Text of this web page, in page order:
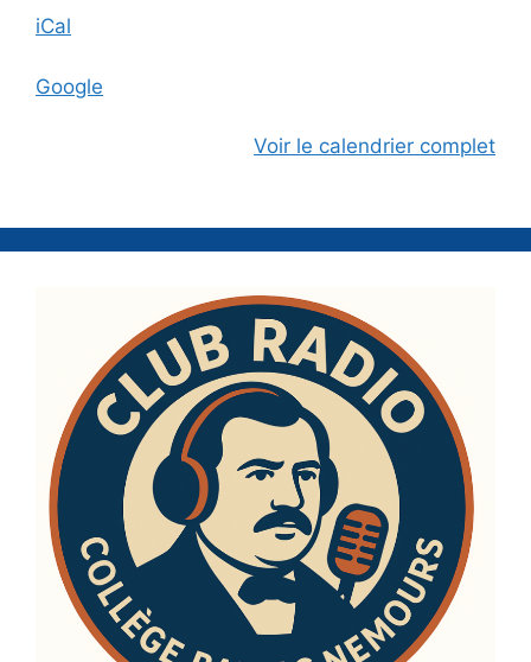
à
iCal
Google
Voir le calendrier complet